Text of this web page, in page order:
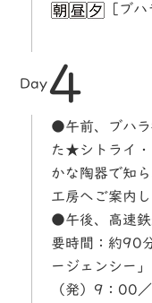
［ブハ
Day4
●午前、ブハ
た★シトライ・
かな陶器で知
工房へご案内し
●午後、高速鉄
要時間：約90
ージェンシー
（発）9：00